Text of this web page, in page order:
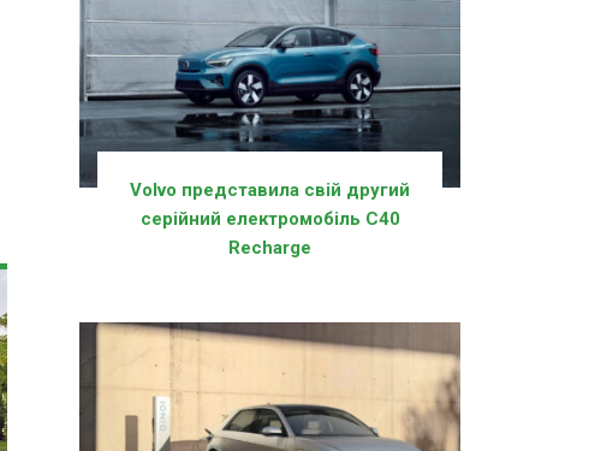
Volvo представила свій другий
серійний електромобіль C40
Recharge